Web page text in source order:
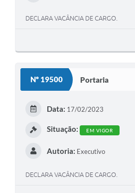
DECLARA VACÂNCIA DE CARGO.
Nº 19500 Portaria
Data: 17/02/2023
Situação: EM VIGOR
Autoria: Executivo
DECLARA VACÂNCIA DE CARGO.